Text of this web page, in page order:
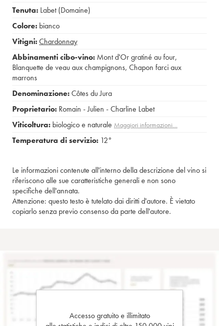
Tenuta: Labet (Domaine)
Colore: bianco
Vitigni:Chardonnay
Abbinamenti cibo-vino: Mont d'Or gratiné au four,
Blanquette de veau aux champignons, Chapon farci aux
marrons
Denominazione:Côtes du Jura
Proprietario: Romain - Julien - Charline Labet
Viticoltura: biologico e naturale Maggiori informazioni…
Temperatura di servizio: 12°
Le informazioni contenute all'interno della descrizione del vino si
riferiscono alle sue caratteristiche generali e non sono
specifiche dell'annata.
Attenzione: questo testo è tutelato dai diritti d'autore. È vietato
copiarlo senza previo consenso da parte dell'autore.
Accesso gratuito e illimitato